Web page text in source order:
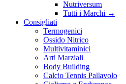
Nutriversum
Tutti i Marchi →
Consigliati
Termogenici
Ossido Nitrico
Multivitaminici
Arti Marziali
Body Building
Calcio Tennis Pallavolo